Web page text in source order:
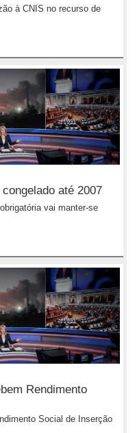
à CNIS no recurso de
até 2007
vai manter-se
Rendimento
Social de Inserção